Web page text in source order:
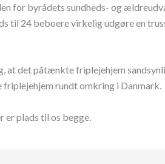
for byrådets sundheds- og
til 24 beboere virkelig udgøre en
at det påtænkte friplejehjem
rundt omkring i Danmark.
er plads til os begge.